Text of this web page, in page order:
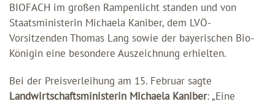
BIOFACH im großen Rampenlicht standen und von
Staatsministerin Michaela Kaniber, dem LVÖ-
Vorsitzenden Thomas Lang sowie der bayerischen Bio-
Königin eine besondere Auszeichnung erhielten.
Bei der Preisverleihung am 15. Februar sagte
Landwirtschaftsministerin Michaela Kaniber: „Eine